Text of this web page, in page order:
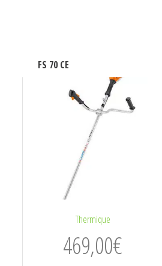
FS 70 CE
Thermique
469,00€